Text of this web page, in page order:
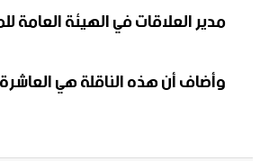
مدير العلاقات في الهيئة العامة للمنافذ البرية
وأضاف أن هذه الناقلة هي